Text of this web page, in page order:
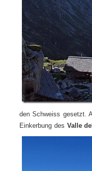
den Schweiss gesetzt.
Einkerbung des Valle